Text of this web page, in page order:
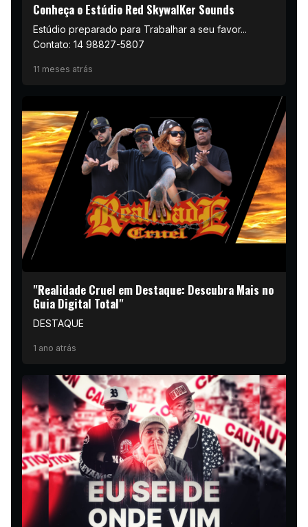
Conheça o Estúdio Red SkywalKer Sounds
Estúdio preparado para Trabalhar a seu favor...
Contato: 14 98827-5807
11 meses atrás
"Realidade Cruel em Destaque: Descubra Mais no
Guia Digital Total"
DESTAQUE
1 ano atrás